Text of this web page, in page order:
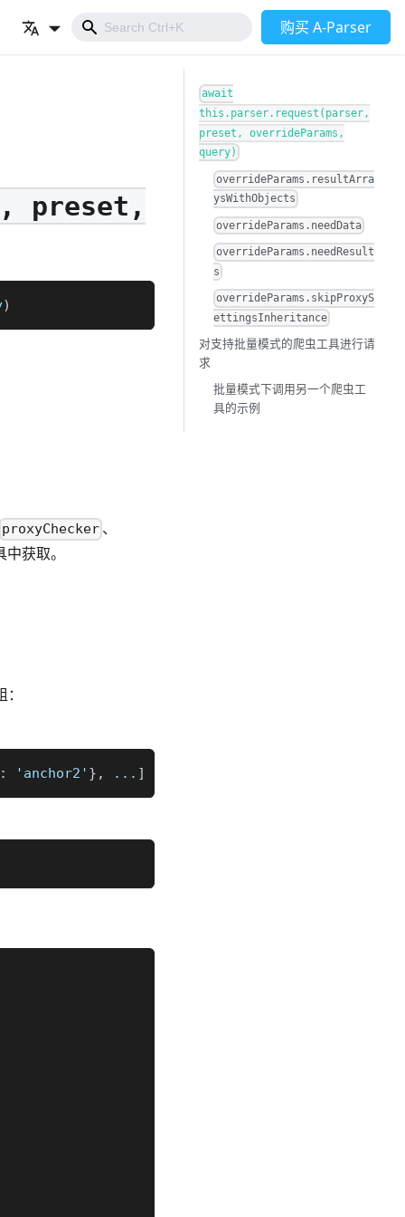
购买 A-Parser
preset,
)
proxyChecker 、
获取。
: 'anchor2' } , ... ]
await
this.parser.request(parser,
preset, overrideParams,
query)
overrideParams.resultArra
ysWithObjects
overrideParams.needData
overrideParams.needResult
s
overrideParams.skipProxyS
ettingsInheritance
对支持批量模式的爬虫工具进行请
求
批量模式下调用另一个爬虫工
具的示例